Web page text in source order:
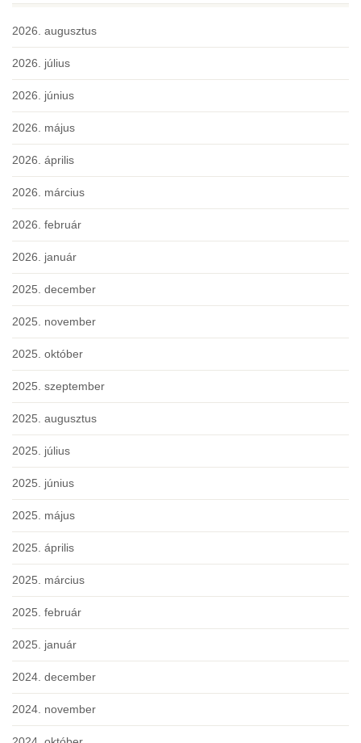
2026. augusztus
2026. július
2026. június
2026. május
2026. április
2026. március
2026. február
2026. január
2025. december
2025. november
2025. október
2025. szeptember
2025. augusztus
2025. július
2025. június
2025. május
2025. április
2025. március
2025. február
2025. január
2024. december
2024. november